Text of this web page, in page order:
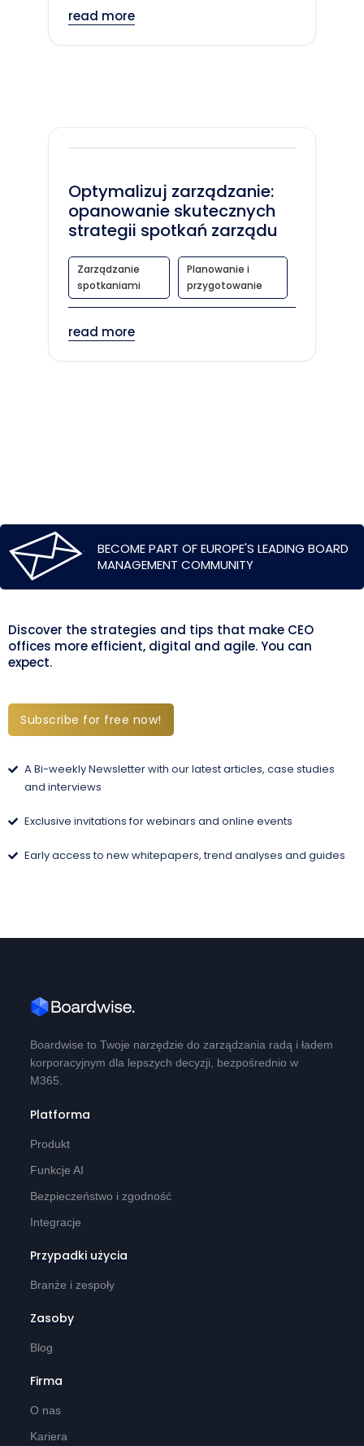
read more
Optymalizuj zarządzanie:
opanowanie skutecznych
strategii spotkań zarządu
Zarządzanie
spotkaniami
Planowanie i
przygotowanie
read more
BECOME PART OF EUROPE'S LEADING BOARD
MANAGEMENT COMMUNITY
Discover the strategies and tips that make CEO
offices more efficient, digital and agile. You can
expect.
Subscribe for free now!
A Bi-weekly Newsletter with our latest articles, case studies
and interviews
Exclusive invitations for webinars and online events
Early access to new whitepapers, trend analyses and guides
Boardwise to Twoje narzędzie do zarządzania radą i ładem
korporacyjnym dla lepszych decyzji, bezpośrednio w
M365.
Platforma
Produkt
Funkcje AI
Bezpieczeństwo i zgodność
Integracje
Przypadki użycia
Branże i zespoły
Zasoby
Blog
Firma
O nas
Kariera